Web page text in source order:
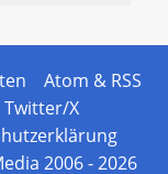
Atom & RSS
Twitter/X
2006 - 2026